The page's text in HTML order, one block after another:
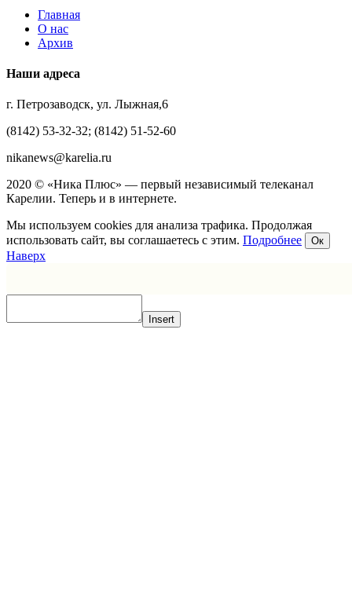
Главная
О нас
Архив
Наши адреса
г. Петрозаводск, ул. Лыжная,6
(8142) 53-32-32; (8142) 51-52-60
nikanews@karelia.ru
2020 © «Ника Плюс» — первый независимый телеканал
Карелии. Теперь и в интернете.
Мы используем cookies для анализа трафика. Продолжая
использовать сайт, вы соглашаетесь с этим. Подробнее Ок
Наверх
Insert